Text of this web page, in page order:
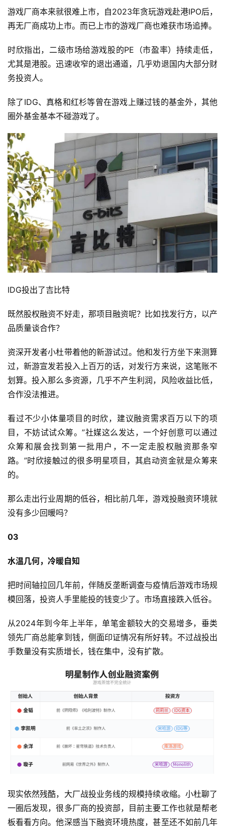
游
业
界
机
游
戏
单
机
游
戏
休
闲
游
戏
0
5
第
三
届
金
茶
奖
7
月
3
0
日
游
接
会
上
海
中
文
国
游戏厂商本来就很难上市，自2023年贪玩游戏赴港IPO后，
再无厂商成功上市。而已上市的游戏厂商也难获市场追捧。
时欣指出，二级市场给游戏股的PE（市盈率）持续走低，
尤其是港股。迅速收窄的退出通道，几乎劝退国内大部分财
务投资人。
除了IDG、真格和红杉等曾在游戏上赚过钱的基金外，其他
圈外基金基本不碰游戏了。
IDG投出了吉比特
既然股权融资不好走，那项目融资呢？比如找发行方，以产
品质量谈合作？
资深开发者小杜带着他的新游试过。他和发行方坐下来测算
过，新游宣发若投入上百万的话，对发行方来说，这笔账不
划算。投入那么多资源，几乎不产生利润，风险收益比低，
合作没法推进。
看过不少小体量项目的时欣，建议融资需求百万以下的项
目，不妨试试众筹。”社媒这么发达，一个好创意可以通过
众筹和展会找到第一批用户，不一定走股权融资那条窄
路。”时欣接触过的很多明星项目，其启动资金就是众筹来
的。
那么走出行业周期的低谷，相比前几年，游戏投融资环境就
没有多少回暖吗？
03
水温几何，冷暖自知
把时间轴拉回几年前，伴随反垄断调查与疫情后游戏市场规
模回落，投资人手里能投的钱变少了。市场直接跌入低谷。
从2024年到今年上半年，单笔金额较大的交易增多，垂类
领先厂商总能拿到钱，侧面印证情况有所好转。不过战投出
手数量没有实质增长，钱在集中，没有扩散。
现实依然残酷，大厂战投业务线的规模持续收缩。小杜聊了
一圈后发现，很多厂商的投资部，目前主要工作也就是帮老
板看看方向。他深感当下融资环境热度，甚至还不如前几年